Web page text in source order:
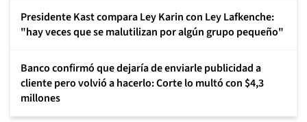
Presidente Kast compara Ley Karin con Ley Lafkenche:
"hay veces que se malutilizan por algún grupo pequeño"
Banco confirmó que dejaría de enviarle publicidad a
cliente pero volvió a hacerlo: Corte lo multó con $4,3
millones